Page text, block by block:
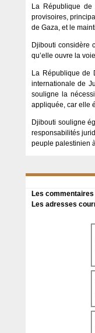
La République
provisoires,
de Gaza, et le
Djibouti considère
qu’elle ouvre la
La République de
internationale de
souligne la
appliquée, car elle
Djibouti souligne
responsabilités
peuple palestinien
Les
Les adresses